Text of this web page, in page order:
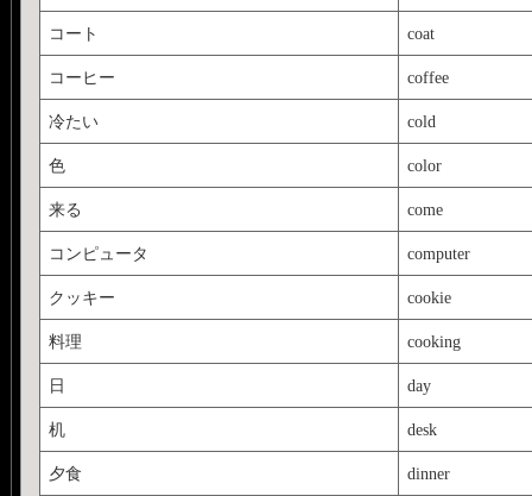
コート coat
コーヒー coffee
冷たい cold
色 color
来る come
コンピュータ computer
クッキー cookie
料理 cooking
日 day
机 desk
夕食 dinner